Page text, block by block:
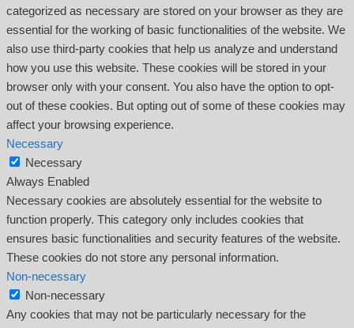
categorized as necessary are stored on your browser as they are
essential for the working of basic functionalities of the website. We
also use third-party cookies that help us analyze and understand
how you use this website. These cookies will be stored in your
browser only with your consent. You also have the option to opt-
out of these cookies. But opting out of some of these cookies may
affect your browsing experience.
Necessary
Necessary
Always Enabled
Necessary cookies are absolutely essential for the website to
function properly. This category only includes cookies that
ensures basic functionalities and security features of the website.
These cookies do not store any personal information.
Non-necessary
Non-necessary
Any cookies that may not be particularly necessary for the